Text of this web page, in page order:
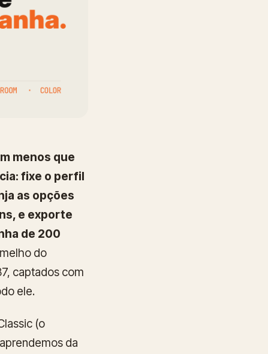
menos que
fixe o perfil
as opções
e exporte
de 200
do
captados com
ele.
(o
da